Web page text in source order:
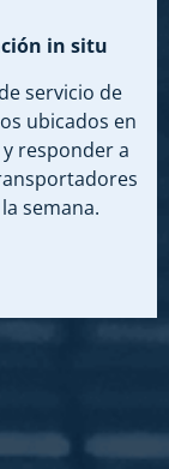
in situ
servicio de
ubicados en
responder a
semana.